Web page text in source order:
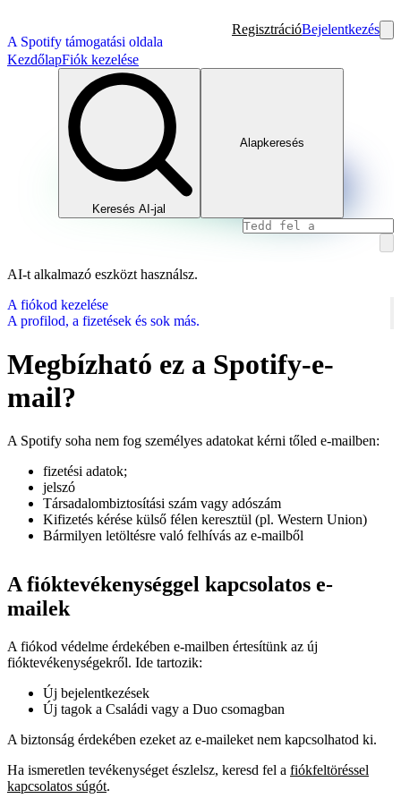
A Spotify támogatási oldala
RegisztrációBejelentkezés
KezdőlapFiók kezelése
Keresés AI-jal
Alapkeresés
AI-t alkalmazó eszközt használsz.
A fiókod kezelése
A profilod, a fizetések és sok más.
Megbízható ez a Spotify-e-
mail?
A Spotify soha nem fog személyes adatokat kérni tőled e-mailben:
fizetési adatok;
jelszó
Társadalombiztosítási szám vagy adószám
Kifizetés kérése külső félen keresztül (pl. Western Union)
Bármilyen letöltésre való felhívás az e-mailből
A fióktevékenységgel kapcsolatos e-
mailek
A fiókod védelme érdekében e-mailben értesítünk az új
fióktevékenységekről. Ide tartozik:
Új bejelentkezések
Új tagok a Családi vagy a Duo csomagban
A biztonság érdekében ezeket az e-maileket nem kapcsolhatod ki.
Ha ismeretlen tevékenységet észlelsz, keresd fel a fiókfeltöréssel
kapcsolatos súgót.